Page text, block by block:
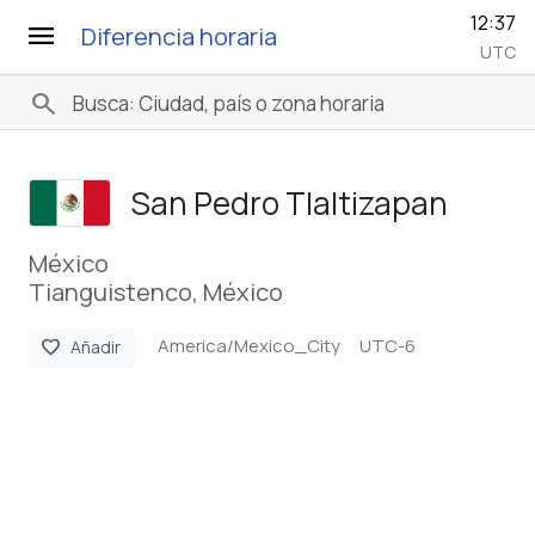
menu Diferencia horaria 12:37
UTC
search
San Pedro Tlaltizapan
México
Tianguistenco, México
favorite Añadir America/Mexico_City UTC-6